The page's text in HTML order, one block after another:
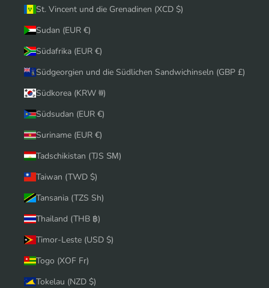
St. Vincent und die Grenadinen (XCD $)
Sudan (EUR €)
Südafrika (EUR €)
Südgeorgien und die Südlichen Sandwichinseln (GBP £)
Südkorea (KRW ₩)
Südsudan (EUR €)
Suriname (EUR €)
Tadschikistan (TJS ЅМ)
Taiwan (TWD $)
Tansania (TZS Sh)
Thailand (THB ฿)
Timor-Leste (USD $)
Togo (XOF Fr)
Tokelau (NZD $)